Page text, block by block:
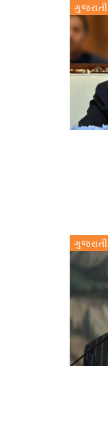
ગુજરાતી
ગુજરાતી